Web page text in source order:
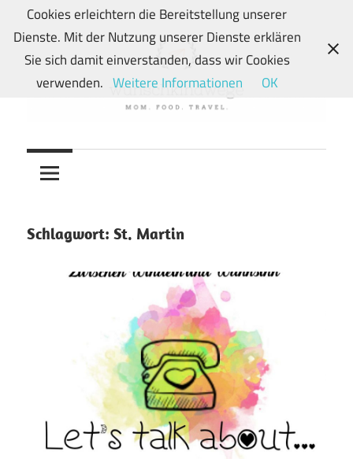
Zum
Inhalt
springen
wunschkindwege
Wunschkindern
und
Mein
Schlagwort: St. Martin
Cookies erleichtern die Bereitstellung unserer
Dienste. Mit der Nutzung unserer Dienste erklären
Sie sich damit einverstanden, dass wir Cookies
verwenden. Weitere Informationen OK